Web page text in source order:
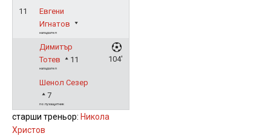
11
Евгени
Игнатов
нападател
Димитър
Тотев
11
нападател
104'
Шенол Сезер
7
полузащитник
старши треньор: Никола
Христов